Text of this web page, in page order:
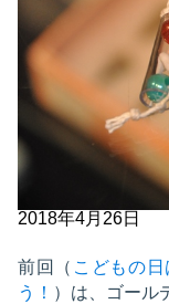
2018年4月26日
前回（ こどもの
う！ ）は、ゴール